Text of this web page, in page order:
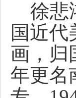
徐悲
国近
画，归
年更名